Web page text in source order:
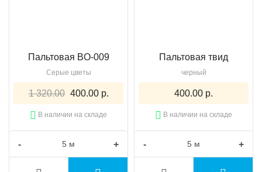
Пальтовая BO-009
Серые цветы
1 320.00 400.00 р.
В наличии на складе
- +
Пальтовая твид
черный
400.00 р.
В наличии на складе
- +